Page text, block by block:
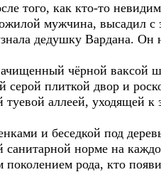
того, как кто-то
мужчина, высадил с
дедушку Вардана. Он
чёрной ваксой
плиткой двор и
аллеей, уходящей к
и беседкой под
норме на
рода, кто